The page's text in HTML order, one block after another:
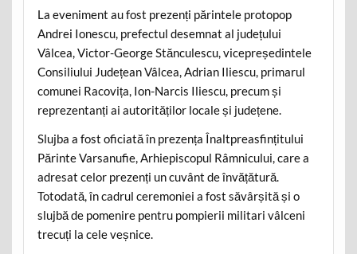
La eveniment au fost prezenți părintele protopop
Andrei Ionescu, prefectul desemnat al județului
Vâlcea, Victor-George Stănculescu, vicepreședintele
Consiliului Județean Vâlcea, Adrian Iliescu, primarul
comunei Racovița, Ion-Narcis Iliescu, precum și
reprezentanți ai autorităților locale și județene.
Slujba a fost oficiată în prezența Înaltpreasfințitului
Părinte Varsanufie, Arhiepiscopul Râmnicului, care a
adresat celor prezenți un cuvânt de învățătură.
Totodată, în cadrul ceremoniei a fost săvârșită și o
slujbă de pomenire pentru pompierii militari vâlceni
trecuți la cele veșnice.